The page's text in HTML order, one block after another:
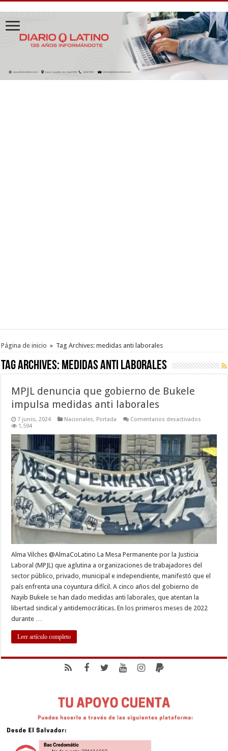
Página de inicio » Tag Archives: medidas anti laborales
Tag Archives: medidas anti laborales
MPJL denuncia que gobierno de Bukele
impulsa medidas anti laborales
7 junio, 2024 Nacionales, Portada Comentarios desactivados
que
gobierno
de
Bukele
impulsa
medidas
anti
laborales
1,594
Alma Vilches @AlmaCoLatino La Mesa Permanente por la Justicia
Laboral (MPJL) que aglutina a organizaciones de trabajadores del
sector público, privado, municipal e independiente, manifestó que el
país enfrenta una coyuntura difícil. A cinco años del gobierno de
Nayib Bukele se han dado medidas anti laborales, que atentan la
libertad sindical y antidemocráticas. En los primeros meses de 2022
durante …
Leer artículo completo